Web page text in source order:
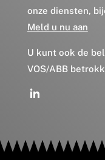
onze diensten,
Meld u nu aan
U kunt ook de
VOS/ABB